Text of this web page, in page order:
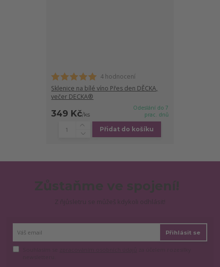
4 hodnocení
Sklenice na bílé víno Přes den DĚCKA,
večer DECKA®
349 Kč/ks
Odeslání do 7
prac. dnů
Přidat do košíku
Přihlásit se